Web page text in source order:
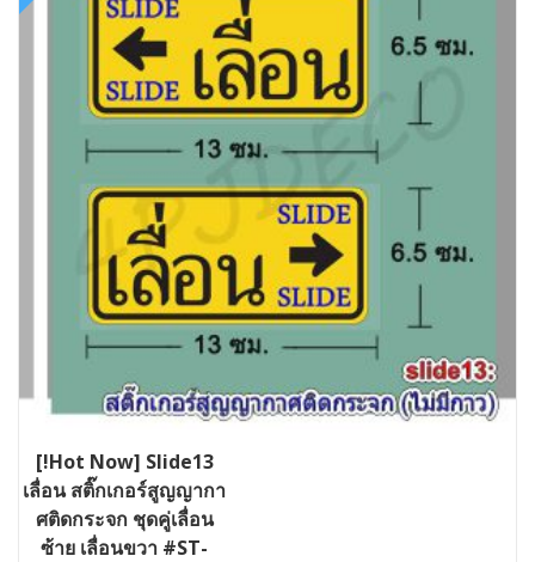
[!Hot Now] Slide13
เลื่อน สติ๊กเกอร์สูญญากา
ศติดกระจก ชุดคู่เลื่อน
ซ้าย เลื่อนขวา #ST-